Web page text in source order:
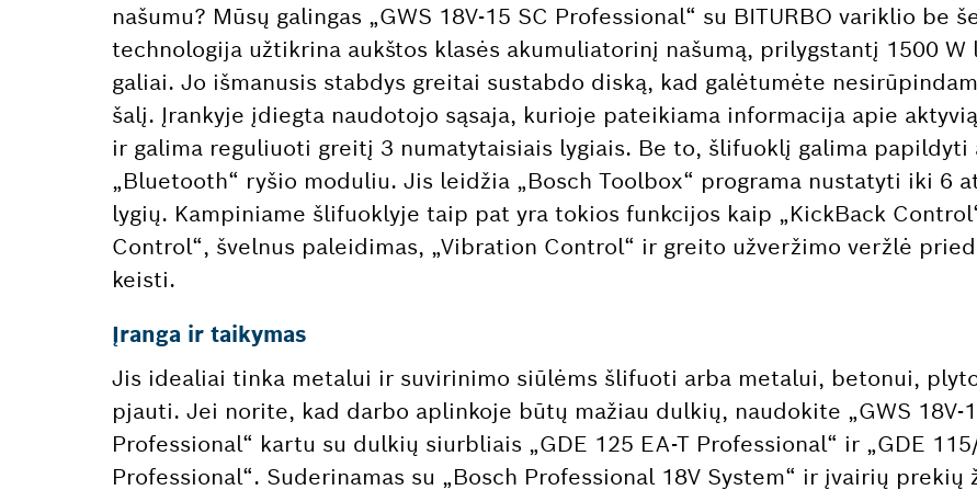
našumu? Mūsų galingas „GWS 18V-15 SC Professional“ su BITURBO variklio be
technologija užtikrina aukštos klasės akumuliatorinį našumą, prilygstantį 1500
galiai. Jo išmanusis stabdys greitai sustabdo diską, kad galėtumėte
šalį. Įrankyje įdiegta naudotojo sąsaja, kurioje pateikiama informacija apie
ir galima reguliuoti greitį 3 numatytaisiais lygiais. Be to, šlifuoklį galima papildyti
„Bluetooth“ ryšio moduliu. Jis leidžia „Bosch Toolbox“ programa nustatyti iki 6
lygių. Kampiniame šlifuoklyje taip pat yra tokios funkcijos kaip „KickBack
Control“, švelnus paleidimas, „Vibration Control“ ir greito užveržimo veržlė
keisti.
Įranga ir taikymas
Jis idealiai tinka metalui ir suvirinimo siūlėms šlifuoti arba metalui, betonui,
pjauti. Jei norite, kad darbo aplinkoje būtų mažiau dulkių, naudokite „GWS 18V-
Professional“ kartu su dulkių siurbliais „GDE 125 EA-T Professional“ ir „GDE
Professional“. Suderinamas su „Bosch Professional 18V System“ ir įvairių prekių